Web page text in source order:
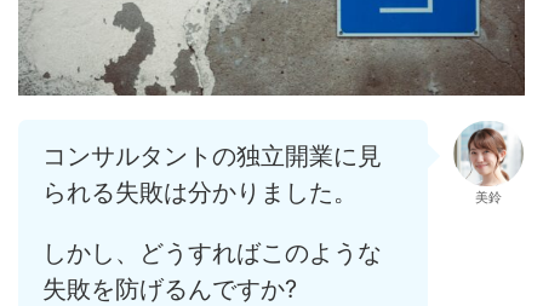
コンサルタントの独立開業に見
られる失敗は分かりました。
しかし、どうすればこのような
失敗を防げるんですか?
美鈴